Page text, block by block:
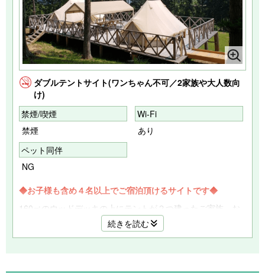
ダブルテントサイト(ワンちゃん不可／2家族や大人数向
け)
禁煙/喫煙
禁煙
Wi-Fi
あり
ペット同伴
NG
◆お子様も含め４名以上でご宿泊頂けるサイトです◆
160㎡のウッドデッキの上にテントが２つ建ったご家族、お
友達同士などグループ（最大10名様までご宿泊可能）でキャ
ンプを楽しみたい方に最適なサイトです。
続きを読む